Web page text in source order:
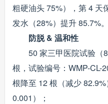
粗硬油头 75%），第 4 天
发水（28%）提升 85.7%。
防脱 & 温和性
50 家三甲医院试验（
根，试验编号：WMP-CL-
根降至 12 根（减少
0.001）；